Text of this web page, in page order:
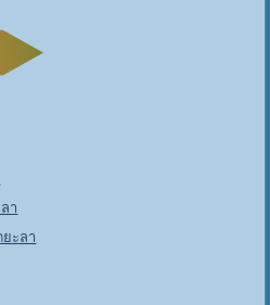
า
ะลา